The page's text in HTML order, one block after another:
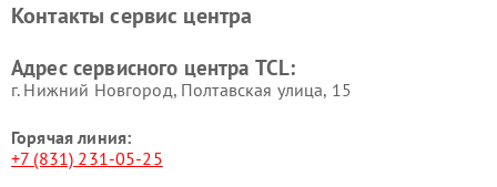
Контакты сервис центра
Адрес сервисного центра TCL:
г. Нижний Новгород, Полтавская улица, 15
Горячая линия:
+7 (831) 231-05-25